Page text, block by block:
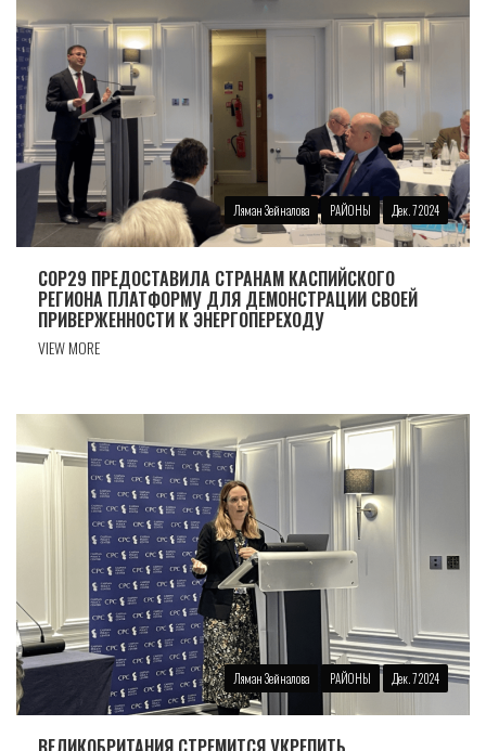
Ляман Зейналова РАЙОНЫ Дек. 7 2024
COP29 ПРЕДОСТАВИЛА СТРАНАМ КАСПИЙСКОГО
РЕГИОНА ПЛАТФОРМУ ДЛЯ ДЕМОНСТРАЦИИ СВОЕЙ
ПРИВЕРЖЕННОСТИ К ЭНЕРГОПЕРЕХОДУ
VIEW MORE
Ляман Зейналова РАЙОНЫ Дек. 7 2024